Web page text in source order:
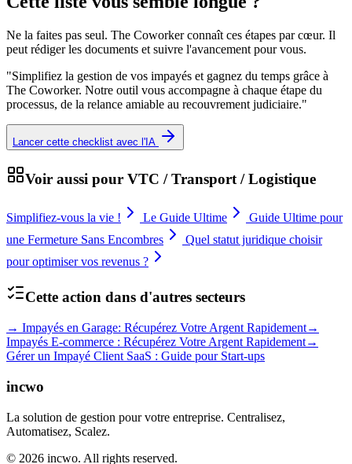
Ne la faites pas seul. The Coworker connaît ces étapes par cœur. Il
peut rédiger les documents et suivre l'avancement pour vous.
"Simplifiez la gestion de vos impayés et gagnez du temps grâce à
The Coworker. Notre outil vous accompagne à chaque étape du
processus, de la relance amiable au recouvrement judiciaire."
Lancer cette checklist avec l'IA
Voir aussi pour VTC / Transport / Logistique
Simplifiez-vous la vie ! Le Guide Ultime
Guide Ultime pour
une Fermeture Sans Encombres
Quel statut juridique choisir
pour optimiser vos revenus ?
Cette action dans d'autres secteurs
→ Impayés en Garage: Récupérez Votre Argent Rapidement→
Impayés E-commerce : Récupérez Votre Argent Rapidement→
Gérer un Impayé Client SaaS : Guide pour Start-ups
incwo
La solution de gestion pour votre entreprise. Centralisez,
Automatisez, Scalez.
© 2026 incwo. All rights reserved.